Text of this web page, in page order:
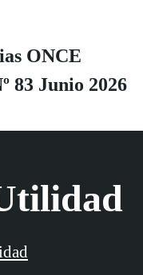
ONCE
83 Junio 2026